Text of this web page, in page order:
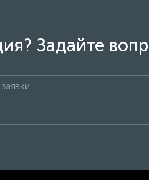
Задайте